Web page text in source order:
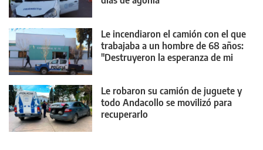
Le incendiaron el camión con el que
trabajaba a un hombre de 68 años:
"Destruyeron la esperanza de mi
Le robaron su camión de juguete y
todo Andacollo se movilizó para
recuperarlo